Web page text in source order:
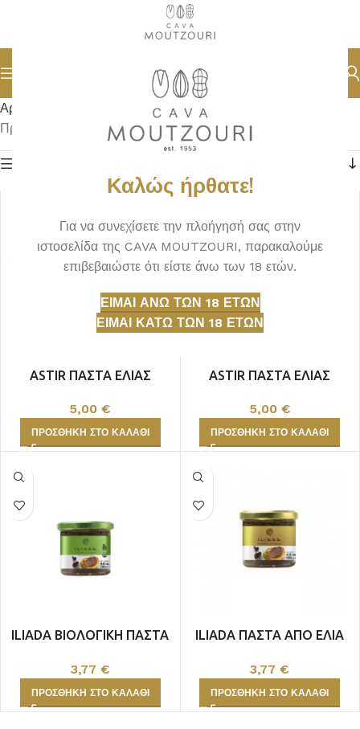
Καλώς ήρθατε!
Για να συνεχίσετε την πλοήγησή σας στην
ιστοσελίδα της CAVA MOUTZOURI, παρακαλούμε
επιβεβαιώστε ότι είστε άνω των 18 ετών.
ΕΊΜΑΙ ΆΝΩ ΤΩΝ 18 ΕΤΏΝ
ΕΊΜΑΙ ΚΆΤΩ ΤΩΝ 18 ΕΤΏΝ
Αρχική σελίδα DELICATESSEN
ΠΑΣΤΑ ΕΛΙΑΣ
Προβάλλονται όλα - 4 αποτελέσματα
ASTIR ΠΑΣΤΑ ΕΛΙΑΣ
5,00€
ΠΡΟΣΘΉΚΗ ΣΤΟ ΚΑΛΆΘΙ
ASTIR ΠΑΣΤΑ ΕΛΙΑΣ
5,00 €
ΠΡΟΣΘΉΚΗ ΣΤΟ ΚΑΛΆΘΙ
ILIADA ΒΙΟΛΟΓΙΚΗ ΠΑΣΤΑ
3,77 €
ΠΡΟΣΘΉΚΗ ΣΤΟ ΚΑΛΆΘΙ
ILIADA ΠΑΣΤΑ ΑΠΟ ΕΛΙΑ
3,77€
ΠΡΟΣΘΉΚΗ ΣΤΟ ΚΑΛΆΘΙ